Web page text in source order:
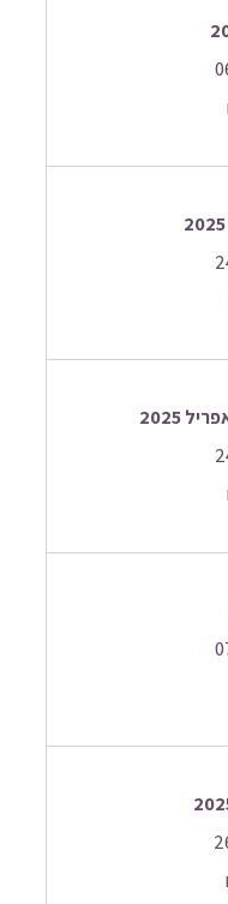
2025